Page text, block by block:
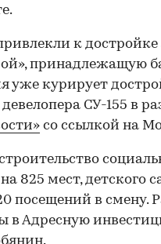
к
принадлежащую
уже курирует
СУ-155 в
со ссылкой на
825 мест, детского
посещений в смену.
в Адресную